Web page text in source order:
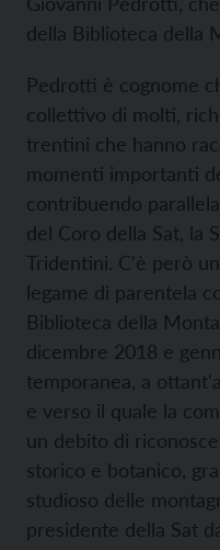
della Biblioteca della
Pedrotti è cognome
collettivo di molti,
trentini che hanno
momenti importanti
contribuendo
del Coro della Sat, la
Tridentini. C'è però
legame di parentela
Biblioteca della
dicembre 2018 e
temporanea, a
e verso il quale la
un debito di
storico e botanico,
studioso delle
presidente della Sat